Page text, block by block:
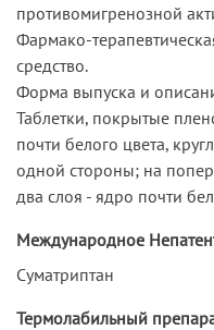
противомигренозной
Фармако-
средство.
Форма выпуска и
Таблетки, покрытые
почти белого цвета,
одной стороны; на
два слоя - ядро почти
Международное
Суматриптан
Термолабильный